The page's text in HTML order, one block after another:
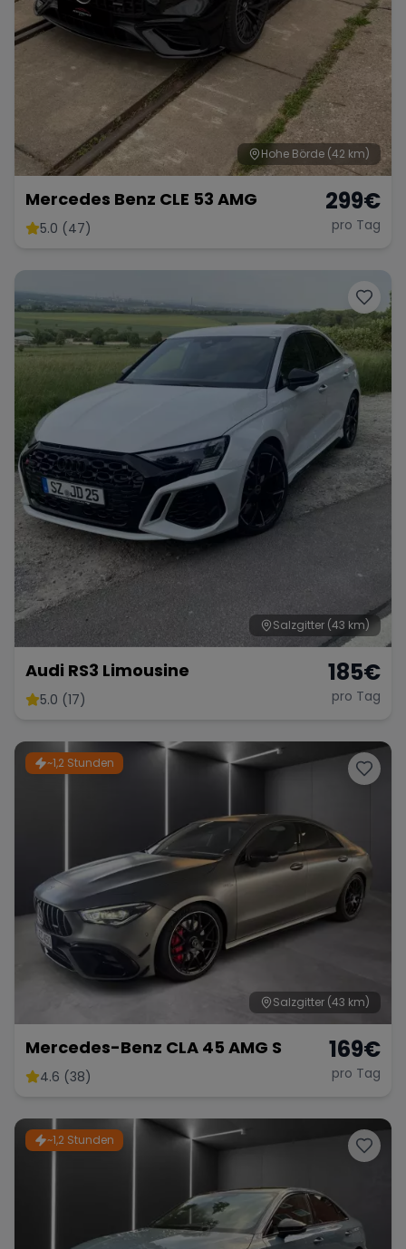
Hohe Börde (42 km)
Mercedes Benz CLE 53 AMG
5.0 (47)
299€
pro Tag
Salzgitter (43 km)
Audi RS3 Limousine
5.0 (17)
185€
pro Tag
~1,2 Stunden
Salzgitter (43 km)
Mercedes-Benz CLA 45 AMG S
4.6 (38)
169€
pro Tag
~1,2 Stunden